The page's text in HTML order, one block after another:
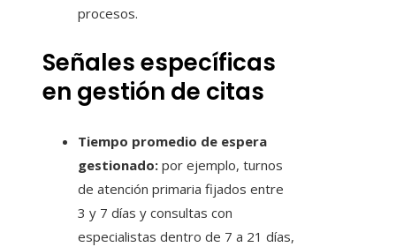
procesos.
Señales específicas
en gestión de citas
Tiempo promedio de espera
gestionado: por ejemplo, turnos
de atención primaria fijados entre
3 y 7 días y consultas con
especialistas dentro de 7 a 21 días,